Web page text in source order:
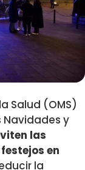
Salud (OMS)
y
las
en
la